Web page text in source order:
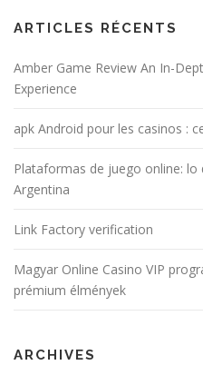
ARTICLES RÉCENTS
Amber Game Review An In-
Experience
apk Android pour les casinos :
Plataformas de juego online: lo
Argentina
Link Factory verification
Magyar Online Casino VIP
prémium élmények
ARCHIVES